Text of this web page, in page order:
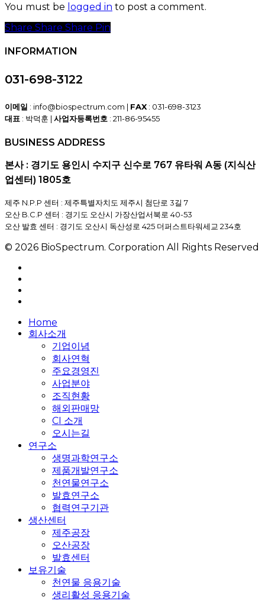
You must be logged in to post a comment.
Share
Share Share Share Pin
INFORMATION
031-698-3122
이메일 : info@biospectrum.com | FAX : 031-698-3123
대표 : 박덕훈 | 사업자등록번호 : 211-86-95455
BUSINESS ADDRESS
본사 : 경기도 용인시 수지구 신수로 767 유타워 A동 (지식산
업센터) 1805호
제주 N.P.P 센터 : 제주특별자치도 제주시 첨단로 3길 7
오산 B.C.P 센터 : 경기도 오산시 가장산업서북로 40-53
오산 발효 센터 : 경기도 오산시 독산성로 425 더퍼스트타워세교 234호
© 2026 BioSpectrum. Corporation All Rights Reserved
Close
Menu
Home
회사소개
기업이념
회사연혁
주요경영진
사업분야
조직현황
해외판매망
CI 소개
오시는길
연구소
생명과학연구소
제품개발연구소
천연물연구소
발효연구소
협력연구기관
생산센터
제주공장
오산공장
발효센터
보유기술
천연물 응용기술
생리활성 응용기술